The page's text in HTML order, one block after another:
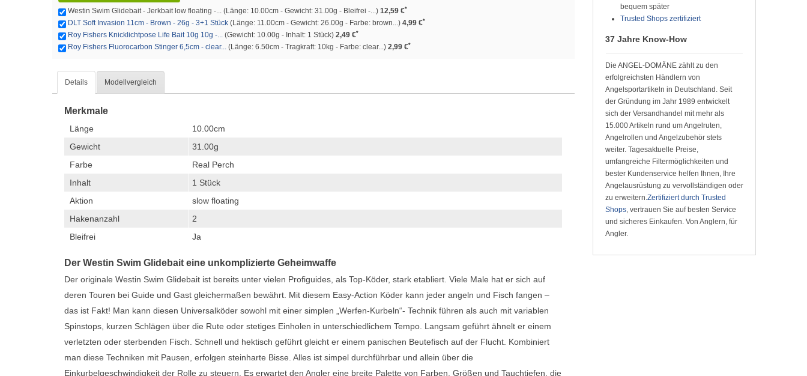
Westin Swim Glidebait - Jerkbait low floating -... (Länge: 10.00cm - Gewicht: 31.00g - Bleifrei -...) 12,59 €*
DLT Soft Invasion 11cm - Brown - 26g - 3+1 Stück (Länge: 11.00cm - Gewicht: 26.00g - Farbe: brown...) 4,99 €*
Roy Fishers Knicklichtpose Life Bait 10g 10g -... (Gewicht: 10.00g - Inhalt: 1 Stück) 2,49 €*
Roy Fishers Fluorocarbon Stinger 6,5cm - clear... (Länge: 6.50cm - Tragkraft: 10kg - Farbe: clear...) 2,99 €*
Details Modellvergleich
Merkmale
Länge
10.00cm
Gewicht
31.00g
Farbe
Real Perch
Inhalt
1 Stück
Aktion
slow floating
Hakenanzahl
2
Bleifrei
Ja
Der Westin Swim Glidebait eine unkomplizierte Geheimwaffe
Der originale Westin Swim Glidebait ist bereits unter vielen Profiguides, als Top-Köder, stark etabliert. Viele Male hat er sich auf
deren Touren bei Guide und Gast gleichermaßen bewährt. Mit diesem Easy-Action Köder kann jeder angeln und Fisch fangen –
das ist Fakt! Man kann diesen Universalköder sowohl mit einer simplen „Werfen-Kurbeln“- Technik führen als auch mit variablen
Spinstops, kurzen Schlägen über die Rute oder stetiges Einholen in unterschiedlichem Tempo. Langsam geführt ähnelt er einem
verletzten oder sterbenden Fisch. Schnell und hektisch geführt gleicht er einem panischen Beutefisch auf der Flucht. Kombiniert
man diese Techniken mit Pausen, erfolgen steinharte Bisse. Alles ist simpel durchführbar und allein über die
Einkurbelgeschwindigkeit der Rolle zu steuern. Es erwartet den Angler eine breite Palette von Farben, Größen und Tauchtiefen, die
bequem später
Trusted Shops zertifiziert
37 Jahre Know-How
Die ANGEL-DOMÄNE zählt zu den
erfolgreichsten Händlern von
Angelsportartikeln in Deutschland. Seit
der Gründung im Jahr 1989 entwickelt
sich der Versandhandel mit mehr als
15.000 Artikeln rund um Angelruten,
Angelrollen und Angelzubehör stets
weiter. Tagesaktuelle Preise,
umfangreiche Filtermöglichkeiten und
bester Kundenservice helfen Ihnen, Ihre
Angelausrüstung zu vervollständigen oder
zu erweitern.Zertifiziert durch Trusted
Shops, vertrauen Sie auf besten Service
und sicheres Einkaufen. Von Anglern, für
Angler.